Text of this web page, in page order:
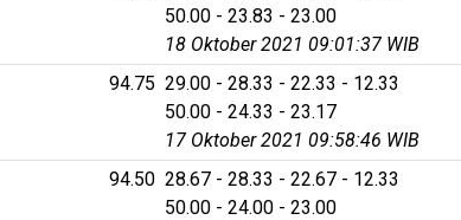
50.00 - 23.83 - 23.00
18 Oktober 2021 09:01:37 WIB
94.75 29.00 - 28.33 - 22.33 - 12.33
50.00 - 24.33 - 23.17
17 Oktober 2021 09:58:46 WIB
94.50 28.67 - 28.33 - 22.67 - 12.33
50.00 - 24.00 - 23.00